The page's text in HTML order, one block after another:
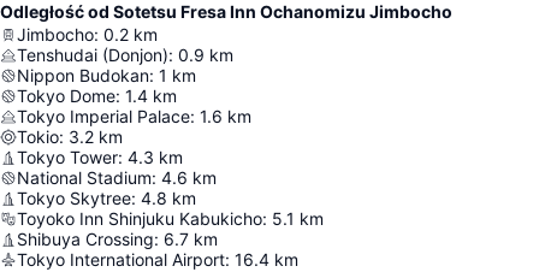
Odległość od Sotetsu Fresa Inn Ochanomizu Jimbocho
Jimbocho: 0.2 km
Tenshudai (Donjon): 0.9 km
Nippon Budokan: 1 km
Tokyo Dome: 1.4 km
Tokyo Imperial Palace: 1.6 km
Tokio: 3.2 km
Tokyo Tower: 4.3 km
National Stadium: 4.6 km
Tokyo Skytree: 4.8 km
Toyoko Inn Shinjuku Kabukicho: 5.1 km
Shibuya Crossing: 6.7 km
Tokyo International Airport: 16.4 km